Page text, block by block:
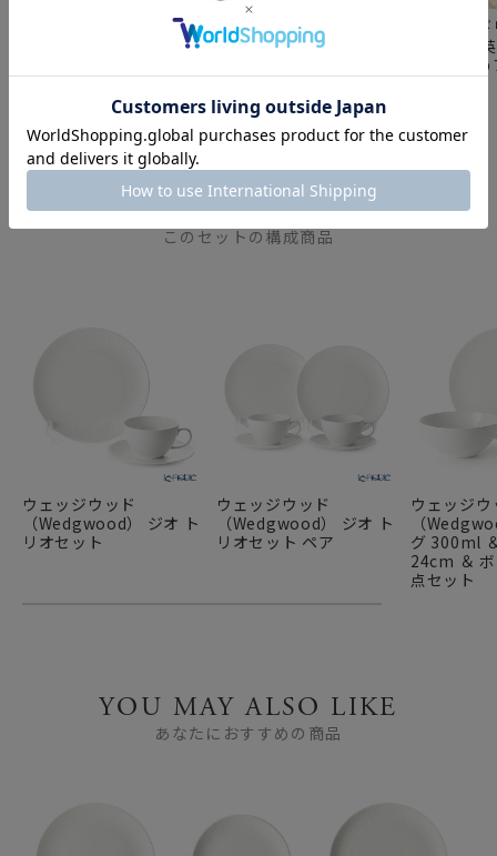
憧れのイギリス ブラン
ド食器 「英国フェア」
紹介～
シリーズ別から選ぶ「ウ
ェッジウッド」の美しい
憧れのイ
ド食器 「
～おすす
紹介～
COMPONENT PRODUCTS
このセットの構成商品
ウェッジウッド
（Wedgwood） ジオ ト
リオセット
ウェッジウッド
（Wedgwood） ジオ ト
リオセット ペア
ウェッジウ
（
グ 300ml
24cm ＆
点セット
YOU MAY ALSO LIKE
あなたにおすすめの商品